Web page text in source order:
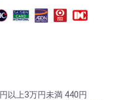
以上3万円未満 440円